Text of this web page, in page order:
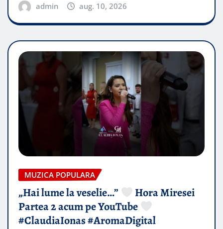
admin aug. 10, 2026
MUZICA POPULARA
„Hai lume la veselie…”
Hora Miresei
Partea 2 acum pe YouTube
#ClaudiaIonas #AromaDigital